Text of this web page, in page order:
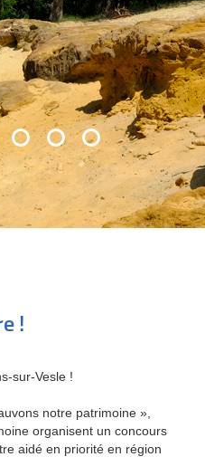
!
sur-Vesle !
notre patrimoine »,
organisent un concours
aidé en priorité en région